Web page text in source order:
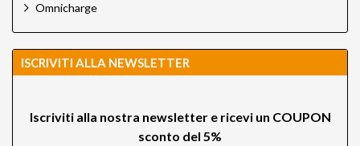
Omnicharge
ISCRIVITI ALLA NEWSLETTER
Iscriviti alla nostra newsletter e ricevi un COUPON
sconto del 5%